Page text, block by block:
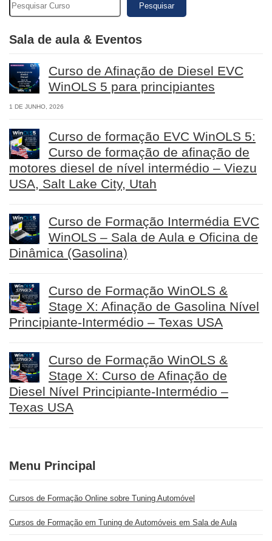
Pesquisar
Sala de aula & Eventos
Curso de Afinação de Diesel EVC
WinOLS 5 para principiantes
1 DE JUNHO, 2026
Curso de formação EVC WinOLS 5:
Curso de formação de afinação de
motores diesel de nível intermédio – Viezu
USA, Salt Lake City, Utah
Curso de Formação Intermédia EVC
WinOLS – Sala de Aula e Oficina de
Dinâmica (Gasolina)
Curso de Formação WinOLS &
Stage X: Afinação de Gasolina Nível
Principiante-Intermédio – Texas USA
Curso de Formação WinOLS &
Stage X: Curso de Afinação de
Diesel Nível Principiante-Intermédio –
Texas USA
Menu Principal
Cursos de Formação Online sobre Tuning Automóvel
Cursos de Formação em Tuning de Automóveis em Sala de Aula